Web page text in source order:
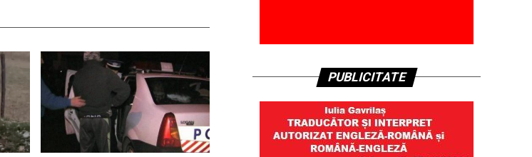
PUBLICITATE